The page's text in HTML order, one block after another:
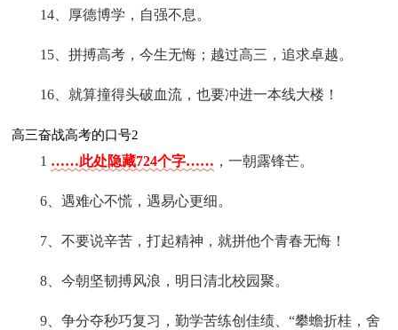
14、厚德博学，自强不息。
15、拼搏高考，今生无悔；越过高三，追求卓越。
16、就算撞得头破血流，也要冲进一本线大楼！
高三奋战高考的口号2
1 ……此处隐藏724个字…… ，一朝露锋芒。
6、遇难心不慌，遇易心更细。
7、不要说辛苦，打起精神，就拼他个青春无悔！
8、今朝坚韧搏风浪，明日清北校园聚。
9、争分夺秒巧复习，勤学苦练创佳绩、“攀蟾折桂，舍